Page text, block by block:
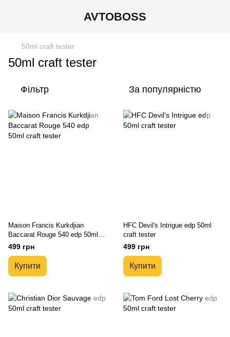
AVTOBOSS
50ml craft tester
50ml craft tester
Фільтр За популярністю
Maison Francis Kurkdjian
Baccarat Rouge 540 edp 50ml
craft tester
499 грн
Купити
HFC Devil's Intrigue edp 50ml
craft tester
499 грн
Купити